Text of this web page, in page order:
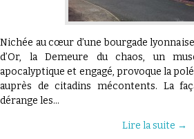
Nichée au cœur d’une bourgade
d’Or, la Demeure du chaos, un
apocalyptique et engagé, provoque la
auprès de citadins mécontents. La
dérange les…
Lire la suite →